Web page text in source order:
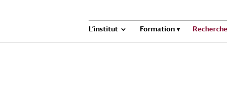
L’institut Formation Recherche